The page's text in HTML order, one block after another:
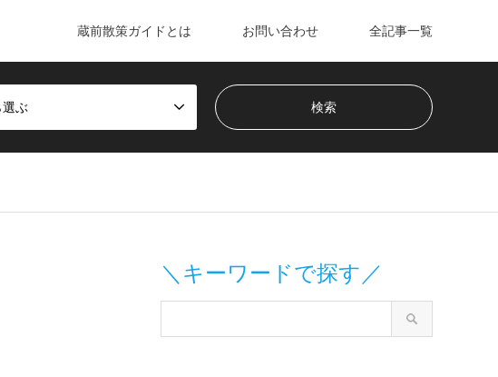
蔵前散策ガイドとは お問い合わせ 全記事一覧
ぶ
＼キーワードで探す／